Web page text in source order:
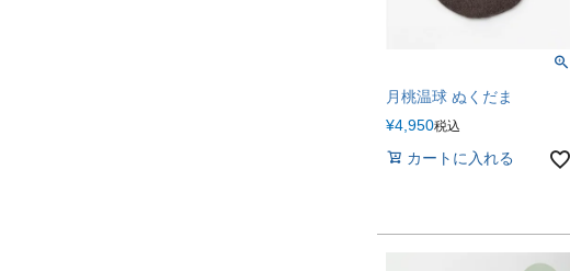
月桃温球 ぬくだま
¥4,950税込
カートに入れる